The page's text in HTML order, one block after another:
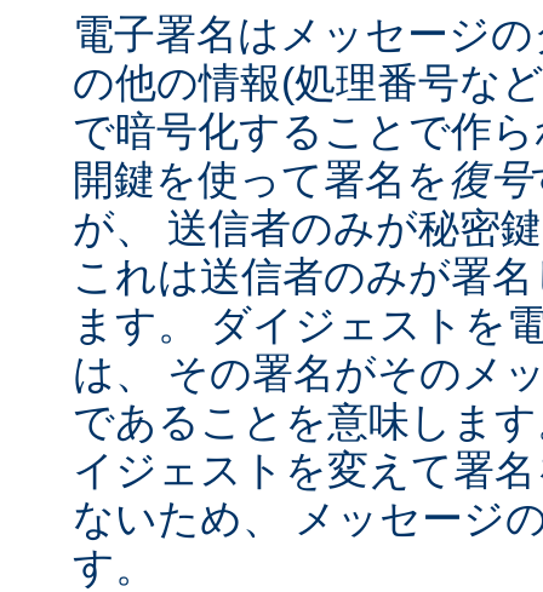
電子署名はメッセージ
の他の情報(処理番号な
で暗号化することで作
開鍵を使って署名を復号
が、 送信者のみが秘密
これは送信者のみが署
ます。 ダイジェストを
は、 その署名がそのメ
であることを意味しま
イジェストを変えて署
ないため、 メッセージ
す。